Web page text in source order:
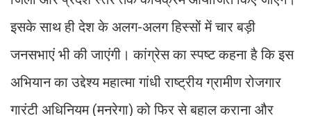
इसके साथ ही देश के अलग-अलग हिस्सों में चार बड़ी
जनसभाएं भी की जाएंगी। कांग्रेस का स्पष्ट कहना है कि इस
अभियान का उद्देश्य महात्मा गांधी राष्ट्रीय ग्रामीण रोजगार
गारंटी अधिनियम (मनरेगा) को फिर से बहाल कराना और